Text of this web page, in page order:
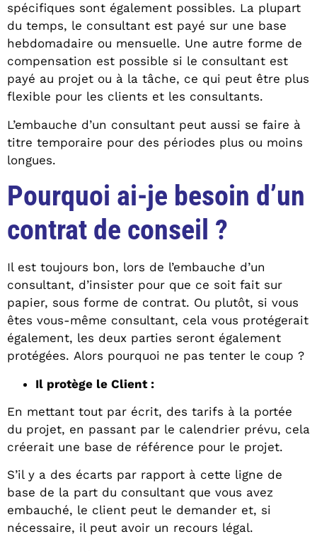
spécifiques sont également possibles. La plupart
du temps, le consultant est payé sur une base
hebdomadaire ou mensuelle. Une autre forme de
compensation est possible si le consultant est
payé au projet ou à la tâche, ce qui peut être plus
flexible pour les clients et les consultants.
L’embauche d’un consultant peut aussi se faire à
titre temporaire pour des périodes plus ou moins
longues.
Pourquoi ai-je besoin d’un
contrat de conseil ?
Il est toujours bon, lors de l’embauche d’un
consultant, d’insister pour que ce soit fait sur
papier, sous forme de contrat. Ou plutôt, si vous
êtes vous-même consultant, cela vous protégerait
également, les deux parties seront également
protégées. Alors pourquoi ne pas tenter le coup ?
Il protège le Client :
En mettant tout par écrit, des tarifs à la portée
du projet, en passant par le calendrier prévu, cela
créerait une base de référence pour le projet.
S’il y a des écarts par rapport à cette ligne de
base de la part du consultant que vous avez
embauché, le client peut le demander et, si
nécessaire, il peut avoir un recours légal.